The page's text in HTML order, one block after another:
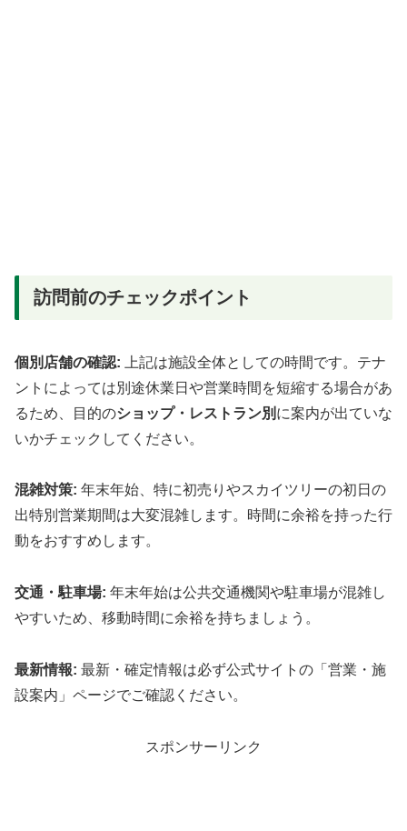
訪問前のチェックポイント
個別店舗の確認: 上記は施設全体としての時間です。テナ
ントによっては別途休業日や営業時間を短縮する場合があ
るため、目的のショップ・レストラン別 に案内が出ていな
いかチェックしてください。
混雑対策: 年末年始、特に初売りやスカイツリーの初日の
出特別営業期間は大変混雑します。時間に余裕を持った行
動をおすすめします。
交通・駐車場: 年末年始は公共交通機関や駐車場が混雑し
やすいため、移動時間に余裕を持ちましょう。
最新情報: 最新・確定情報は必ず公式サイトの「営業・施
設案内」ページでご確認ください。
スポンサーリンク